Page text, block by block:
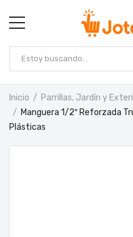
Inicio Parrillas, Jardín y
Manguera 1/2″ Reforzada
Plásticas